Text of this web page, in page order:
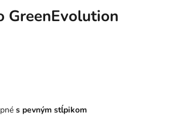
GreenEvolution
s pevným stĺpikom